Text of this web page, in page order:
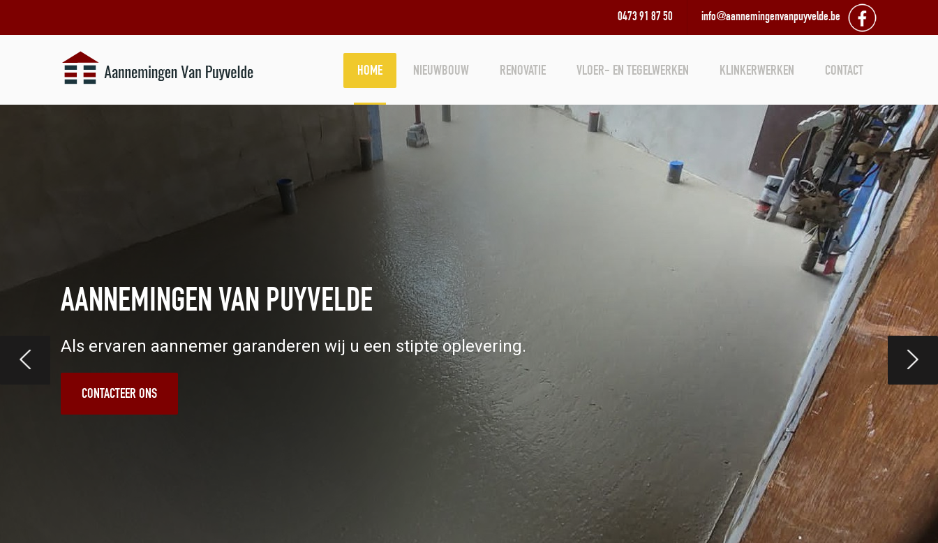
0473 91 87 50 info@aannemingenvanpuyvelde.be
HOME NIEUWBOUW RENOVATIE VLOER- EN TEGELWERKEN KLINKERWERKEN CONTACT
AANNEMINGEN VAN PUYVELDE
Als ervaren aannemer garanderen wij u een stipte oplevering.
CONTACTEER ONS